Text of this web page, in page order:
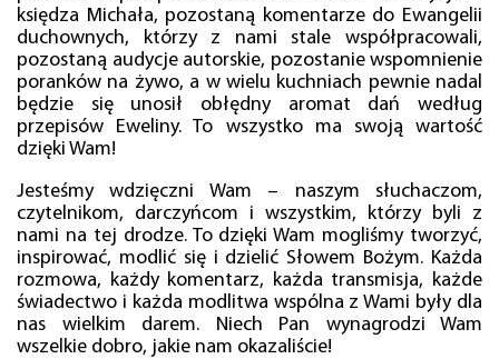
księdza Michała, pozostaną komentarze do Ewangelii
duchownych, którzy z nami stale współpracowali,
pozostaną audycje autorskie, pozostanie wspomnienie
poranków na żywo, a w wielu kuchniach pewnie nadal
będzie się unosił obłędny aromat dań według
przepisów Eweliny. To wszystko ma swoją wartość
dzięki Wam!
Jesteśmy wdzięczni Wam – naszym słuchaczom,
czytelnikom, darczyńcom i wszystkim, którzy byli z
nami na tej drodze. To dzięki Wam mogliśmy tworzyć,
inspirować, modlić się i dzielić Słowem Bożym. Każda
rozmowa, każdy komentarz, każda transmisja, każde
świadectwo i każda modlitwa wspólna z Wami były dla
nas wielkim darem. Niech Pan wynagrodzi Wam
wszelkie dobro, jakie nam okazaliście!